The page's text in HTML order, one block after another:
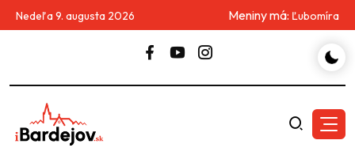
Nedeľa 9. augusta 2026 Meniny má: Ľubomíra